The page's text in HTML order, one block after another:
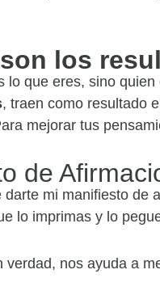
los
lo que eres, sino
, traen como resultado
mejorar tus
de
mi manifiesto de
lo imprimas y lo
verdad, nos ayuda a